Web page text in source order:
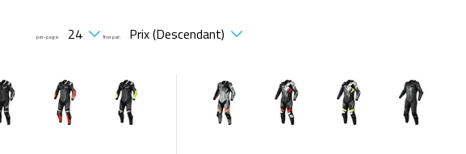
per-page: Trier par: